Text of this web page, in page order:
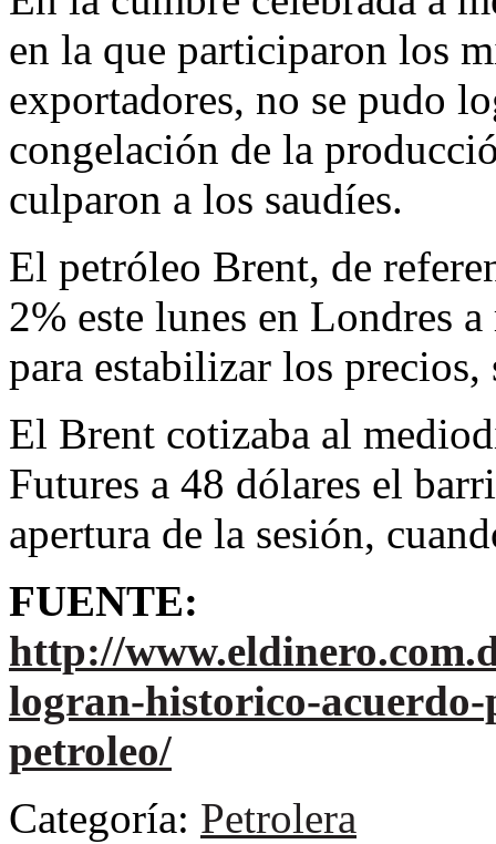
en la que participaron los
exportadores, no se pudo
congelación de la
culparon a los saudíes.
El petróleo Brent, de
2% este lunes en Londres
para estabilizar los
El Brent cotizaba al
Futures a 48 dólares el
apertura de la sesión,
FUENTE:
http://
logran-historico-
petroleo/
Categoría: Petrolera